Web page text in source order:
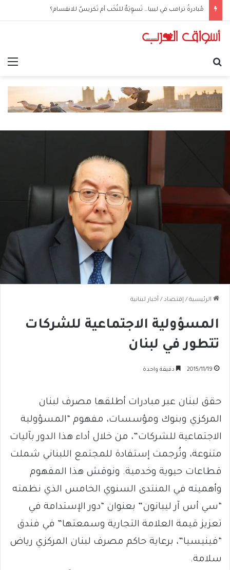
مُبادرةُ ترامب في ليبيا… تَسوِيَةٌ للنُخَب أم تَكريسٌ للانقسام؟
الرئيسية / إقتصاد / أخبار لبنانية
المسؤولية الاجتماعية للشركات
تتطور في لبنان
2015/11/19 دقيقة واحدة
حقق لبنان عبر مبادرات أطلقها مصرف لبنان
المركزي وبنوك ومؤسسات، مفهوم “المسؤولية
الاجتماعية للشركات”، من خلال أداء هذا الدور بآليات
متنوعة، وتُرجمت إستفادة للمجتمع اللبناني شملت
قطاعات حيوية وخدمية. ونوقش هذا المفهوم
وأهميته في المنتدى السنوي الخامس الذي نظمته
“سي أس آر ليبانون” بعنوان “دور الإستدامة في
تعزيز قيمة العلامة التجارية وسمعتها” في فندق
“فينيسيا”، برعاية حاكم مصرف لبنان المركزي رياض
سلامة.